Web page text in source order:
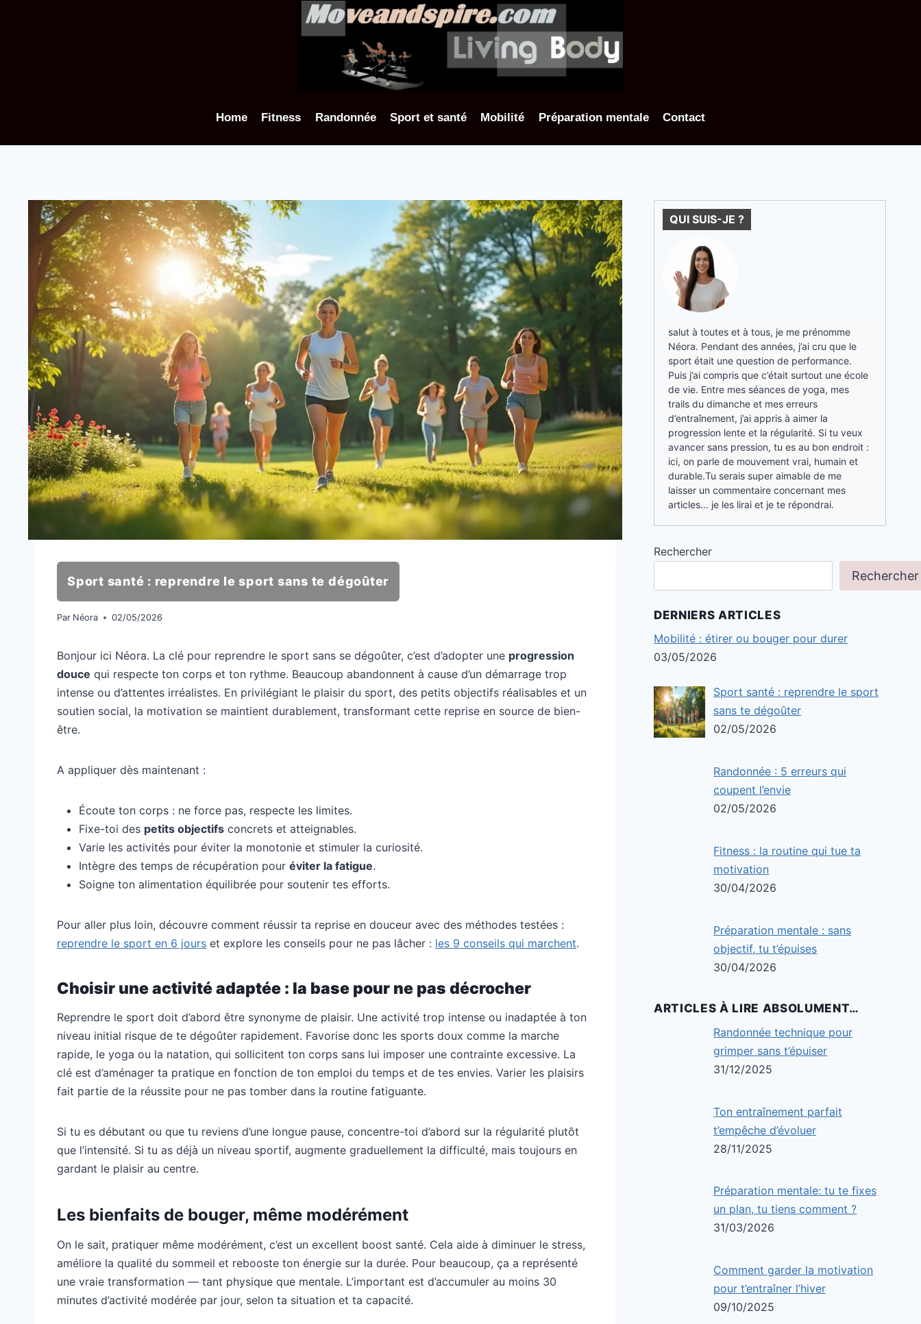
Home Fitness Randonnée Sport et santé Mobilité Préparation mentale Contact
Sport santé : reprendre le sport sans te dégoûter
Par Néora 02/05/2026
Bonjour ici Néora. La clé pour reprendre le sport sans se dégoûter, c’est d’adopter une progression
douce qui respecte ton corps et ton rythme. Beaucoup abandonnent à cause d’un démarrage trop
intense ou d’attentes irréalistes. En privilégiant le plaisir du sport, des petits objectifs réalisables et un
soutien social, la motivation se maintient durablement, transformant cette reprise en source de bien-
être.
A appliquer dès maintenant :
Écoute ton corps : ne force pas, respecte les limites.
Fixe-toi des petits objectifs concrets et atteignables.
Varie les activités pour éviter la monotonie et stimuler la curiosité.
Intègre des temps de récupération pour éviter la fatigue.
Soigne ton alimentation équilibrée pour soutenir tes efforts.
Pour aller plus loin, découvre comment réussir ta reprise en douceur avec des méthodes testées :
reprendre le sport en 6 jours et explore les conseils pour ne pas lâcher : les 9 conseils qui marchent.
Choisir une activité adaptée : la base pour ne pas décrocher
Reprendre le sport doit d’abord être synonyme de plaisir. Une activité trop intense ou inadaptée à ton
niveau initial risque de te dégoûter rapidement. Favorise donc les sports doux comme la marche
rapide, le yoga ou la natation, qui sollicitent ton corps sans lui imposer une contrainte excessive. La
clé est d’aménager ta pratique en fonction de ton emploi du temps et de tes envies. Varier les plaisirs
fait partie de la réussite pour ne pas tomber dans la routine fatiguante.
Si tu es débutant ou que tu reviens d’une longue pause, concentre-toi d’abord sur la régularité plutôt
que l’intensité. Si tu as déjà un niveau sportif, augmente graduellement la difficulté, mais toujours en
gardant le plaisir au centre.
Les bienfaits de bouger, même modérément
On le sait, pratiquer même modérément, c’est un excellent boost santé. Cela aide à diminuer le stress,
améliore la qualité du sommeil et rebooste ton énergie sur la durée. Pour beaucoup, ça a représenté
une vraie transformation — tant physique que mentale. L’important est d’accumuler au moins 30
minutes d’activité modérée par jour, selon ta situation et ta capacité.
QUI SUIS-JE ?
salut à toutes et à tous, je me prénomme
Néora. Pendant des années, j’ai cru que le
sport était une question de performance.
Puis j’ai compris que c’était surtout une école
de vie. Entre mes séances de yoga, mes
trails du dimanche et mes erreurs
d’entraînement, j’ai appris à aimer la
progression lente et la régularité. Si tu veux
avancer sans pression, tu es au bon endroit :
ici, on parle de mouvement vrai, humain et
durable.Tu serais super aimable de me
laisser un commentaire concernant mes
articles... je les lirai et je te répondrai.
Rechercher
Rechercher
DERNIERS ARTICLES
Mobilité : étirer ou bouger pour durer
03/05/2026
Sport santé : reprendre le sport
sans te dégoûter
02/05/2026
Randonnée : 5 erreurs qui
coupent l’envie
02/05/2026
Fitness : la routine qui tue ta
motivation
30/04/2026
Préparation mentale : sans
objectif, tu t’épuises
30/04/2026
ARTICLES À LIRE ABSOLUMENT…
Randonnée technique pour
grimper sans t’épuiser
31/12/2025
Ton entraînement parfait
t’empêche d’évoluer
28/11/2025
Préparation mentale: tu te fixes
un plan, tu tiens comment ?
31/03/2026
Comment garder la motivation
pour t’entraîner l’hiver
09/10/2025